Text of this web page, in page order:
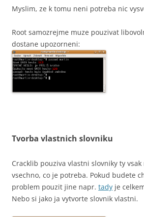
Myslim, ze k tomu neni potreba nic
Root samozrejme muze pouzivat
dostane upozorneni:
Tvorba vlastnich slovniku
Cracklib pouziva vlastni slovniky ty
vsechno, co je potreba. Pokud budete
problem pouzit jine napr. tady je
Nebo si jako ja vytvorte slovnik vlastni.